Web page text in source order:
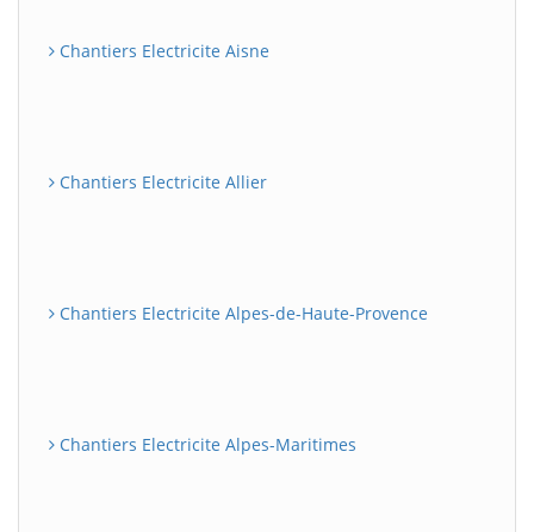
Chantiers Electricite Aisne
Chantiers Electricite Allier
Chantiers Electricite Alpes-de-Haute-Provence
Chantiers Electricite Alpes-Maritimes